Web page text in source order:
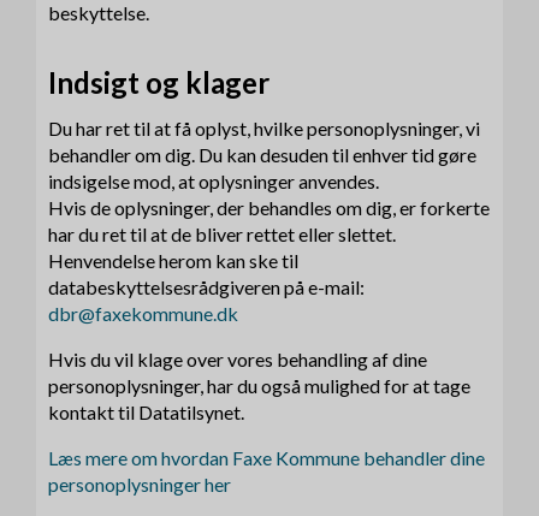
beskyttelse.
Indsigt og klager
Du har ret til at få oplyst, hvilke personoplysninger, vi
behandler om dig. Du kan desuden til enhver tid gøre
indsigelse mod, at oplysninger anvendes.
Hvis de oplysninger, der behandles om dig, er forkerte
har du ret til at de bliver rettet eller slettet.
Henvendelse herom kan ske til
databeskyttelsesrådgiveren på e-mail:
dbr@faxekommune.dk
Hvis du vil klage over vores behandling af dine
personoplysninger, har du også mulighed for at tage
kontakt til Datatilsynet.
Læs mere om hvordan Faxe Kommune behandler dine
personoplysninger her